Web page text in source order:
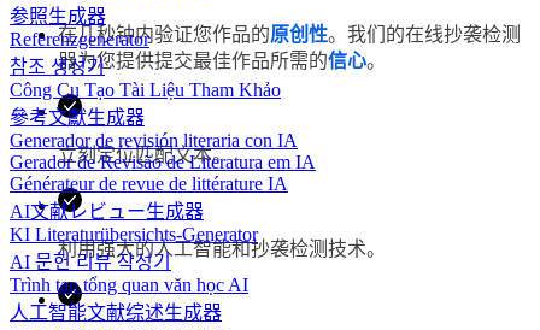
参照生成器
Referenzgenerator
참조 생성기
Công Cụ Tạo Tài Liệu Tham Khảo
參考文獻生成器
Generador de revisión literaria con IA
Gerador de Revisão de Literatura em IA
Générateur de revue de littérature IA
AI文献レビュー生成器
KI Literaturübersichts-Generator
AI 문헌 리뷰 작성기
Trình tạo tổng quan văn học AI
人工智能文献综述生成器
在几秒钟内验证您作品的原创性。我们的在线抄袭检测
器为您提供提交最佳作品所需的信心。
立刻定位匹配文本。
利用强大的人工智能和抄袭检测技术。